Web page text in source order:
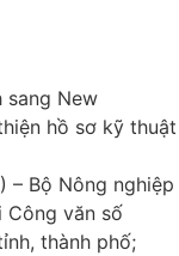
sang New
hồ sơ kỹ thuật
– Bộ Nông nghiệp
Công văn số
thành phố;